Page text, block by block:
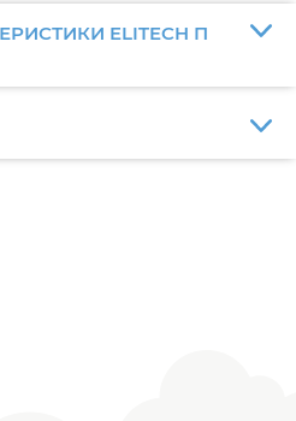
ELITECH П